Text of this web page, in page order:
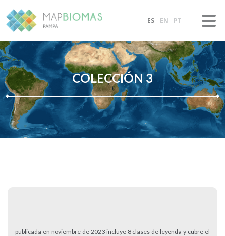
ES EN PT
COLECCIÓN 3
publicada en noviembre de 2023 incluye 8 clases de leyenda y cubre el